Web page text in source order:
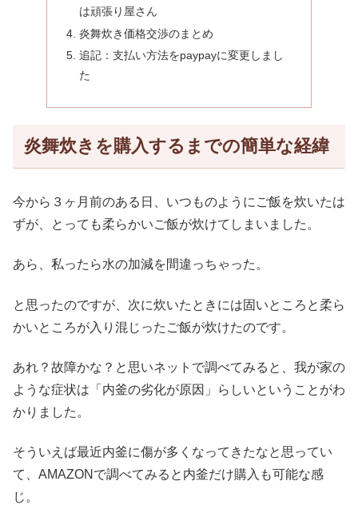
は頑張り屋さん
炎舞炊き価格交渉のまとめ
追記：支払い方法をpaypayに変更しまし
た
炎舞炊きを購入するまでの簡単な経緯
今から３ヶ月前のある日、いつものようにご飯を炊いたは
ずが、とっても柔らかいご飯が炊けてしまいました。
あら、私ったら水の加減を間違っちゃった。
と思ったのですが、次に炊いたときには固いところと柔ら
かいところが入り混じったご飯が炊けたのです。
あれ？故障かな？と思いネットで調べてみると、我が家の
ような症状は「内釜の劣化が原因」らしいということがわ
かりました。
そういえば最近内釜に傷が多くなってきたなと思ってい
て、AMAZONで調べてみると内釜だけ購入も可能な感
じ。